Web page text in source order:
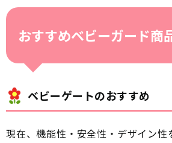
おすすめベビーガード商
ベビーゲートのおすすめ
現在、機能性・安全性・デザイン性